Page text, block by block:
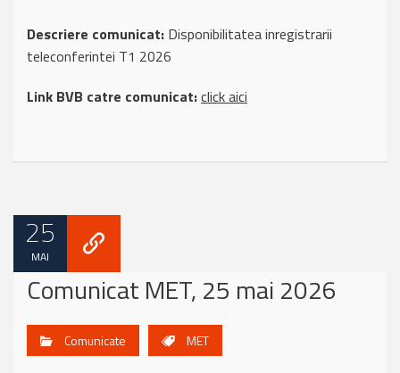
Descriere comunicat: Disponibilitatea inregistrarii
teleconferintei T1 2026
Link BVB catre comunicat:click aici
25
MAI
Comunicat MET, 25 mai 2026
Comunicate MET